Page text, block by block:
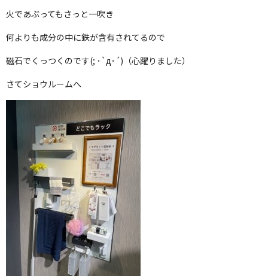
火であぶってもさっと一吹き
何よりも成分の中に鉄が含有されてるので
磁石でくっつくのです(; ･`д･´)（心躍りました）
さてショウルームへ